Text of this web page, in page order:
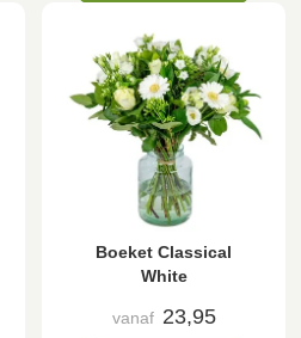
Boeket Classical
White
vanaf 23,95